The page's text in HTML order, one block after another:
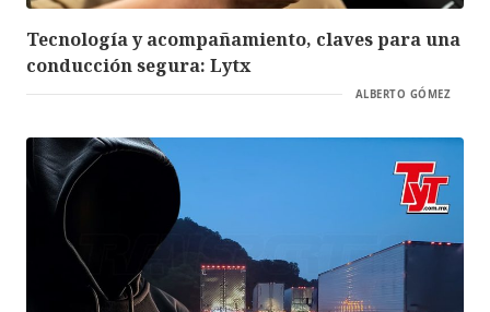
Tecnología y acompañamiento, claves para una
conducción segura: Lytx
ALBERTO GÓMEZ